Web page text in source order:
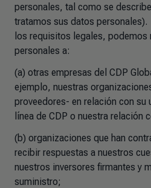
personales, tal como se
tratamos sus datos
los requisitos legales, podemos
personales a:
(a) otras empresas del CDP
ejemplo, nuestras
proveedores- en relación con su
línea de CDP o nuestra relación
(b) organizaciones que han
recibir respuestas a nuestros
nuestros inversores firmantes y
suministro;